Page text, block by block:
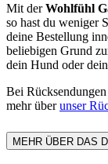
Mit derWohlfühl
so hast du weniger
deine Bestellung
beliebigen Grund
dein Hund oder
Bei
mehr überunser
MEHR ÜBER DAS